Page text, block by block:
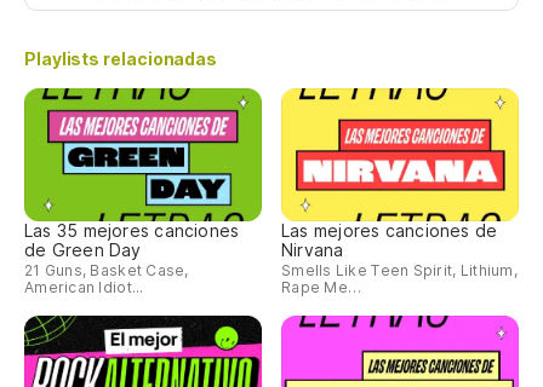
Playlists relacionadas
Las 35 mejores canciones
de Green Day
21 Guns, Basket Case,
American Idiot...
Las mejores canciones de
Nirvana
Smells Like Teen Spirit, Lithium,
Rape Me…